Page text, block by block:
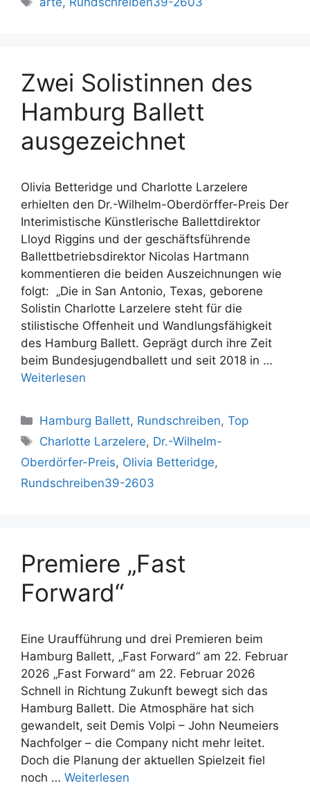
Zwei Solistinnen des
Hamburg Ballett
ausgezeichnet
Olivia Betteridge und Charlotte Larzelere
erhielten den Dr.-Wilhelm-Oberdörffer-Preis Der
Interimistische Künstlerische Ballettdirektor
Lloyd Riggins und der geschäftsführende
Ballettbetriebsdirektor Nicolas Hartmann
kommentieren die beiden Auszeichnungen wie
folgt: „Die in San Antonio, Texas, geborene
Solistin Charlotte Larzelere steht für die
stilistische Offenheit und Wandlungsfähigkeit
des Hamburg Ballett. Geprägt durch ihre Zeit
beim Bundesjugendballett und seit 2018 in …
Weiterlesen
Kategorien
Hamburg Ballett, Rundschreiben,Top
Schlagwörter
Charlotte Larzelere, Dr.-Wilhelm-
Oberdörfer-Preis, Olivia Betteridge,
Rundschreiben39-2603
Premiere „Fast
Forward“
Eine Uraufführung und drei Premieren beim
Hamburg Ballett, „Fast Forward“ am 22. Februar
2026 „Fast Forward“ am 22. Februar 2026
Schnell in Richtung Zukunft bewegt sich das
Hamburg Ballett. Die Atmosphäre hat sich
gewandelt, seit Demis Volpi – John Neumeiers
Nachfolger – die Company nicht mehr leitet.
Doch die Planung der aktuellen Spielzeit fiel
noch … Weiterlesen